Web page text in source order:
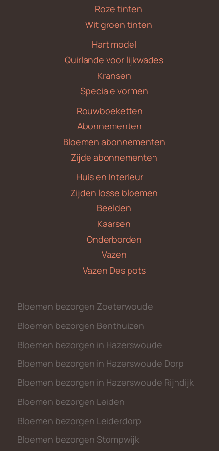
Roze tinten
Wit groen tinten
Hart model
Quirlande voor lijkwades
Kransen
Speciale vormen
Rouwboeketten
Abonnementen
Bloemen abonnementen
Zijde abonnementen
Huis en Interieur
Zijden losse bloemen
Beelden
Kaarsen
Onderborden
Vazen
Vazen Des pots
Bloemen bezorgen Zoeterwoude
Bloemen bezorgen Benthuizen
Bloemen bezorgen in Hazerswoude
Bloemen bezorgen in Hazerswoude Dorp
Bloemen bezorgen in Hazerswoude Rijndijk
Bloemen bezorgen Leiden
Bloemen bezorgen Leiderdorp
Bloemen bezorgen Stompwijk